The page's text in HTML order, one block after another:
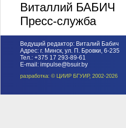
Виталлий БАБИЧ
Пресс-служба
Ведущий редактор: Виталий Бабич
Адрес: г. Минск, ул. П. Бровки, 6-235
Тел.: +375 17 293-89-61
E-mail: impulse@bsuir.by
разработка: © ЦИИР БГУИР, 2002-2026